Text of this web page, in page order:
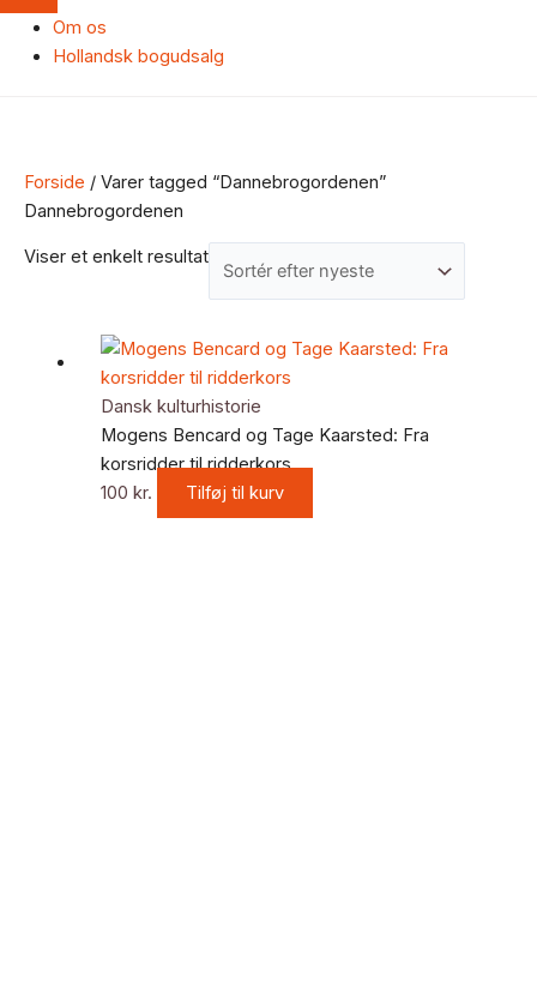
Om os
Hollandsk bogudsalg
Forside / Varer tagged “Dannebrogordenen”
Dannebrogordenen
Viser et enkelt resultat
Dansk kulturhistorie
Mogens Bencard og Tage Kaarsted: Fra
korsridder til ridderkors
100 kr. Tilføj til kurv